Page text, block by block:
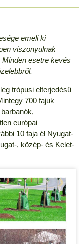
emeli ki
viszonyulnak
esetre kevés
trópusi elterjedésű
700 fajuk
európai
10 faja él Nyugat-
, közép- és Kelet-